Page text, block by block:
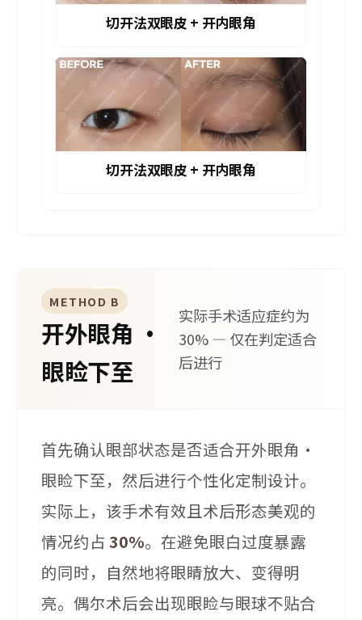
切开法双眼皮 + 开内眼角
切开法双眼皮 + 开内眼角
METHOD B
开外眼角 ·
眼睑下至
实际手术适应症约为
30% — 仅在判定适合
后进行
首先确认眼部状态是否适合开外眼角·
眼睑下至，然后进行个性化定制设计。
实际上，该手术有效且术后形态美观的
情况约占 30%。在避免眼白过度暴露
的同时，自然地将眼睛放大、变得明
亮。偶尔术后会出现眼睑与眼球不贴合